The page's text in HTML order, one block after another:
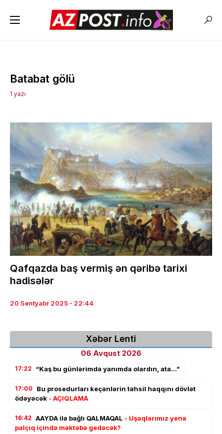
Batabat gölü
1 yazı
Qafqazda baş vermiş ən qəribə tarixi
hadisələr
20 Sentyabr 2025 - 22:44
Xəbər Lenti
06 Avqust 2026
17:22 “Kaş bu günlərimdə yanımda olardın, ata…”
17:00
Bu prosedurları keçənlərin təhsil haqqını dövlət
ödəyəcək - AÇIQLAMA
16:42 AAYDA ilə bağlı QALMAQAL - Uşaqlarımız yenə
palçıq içində məktəbə gedəcək?